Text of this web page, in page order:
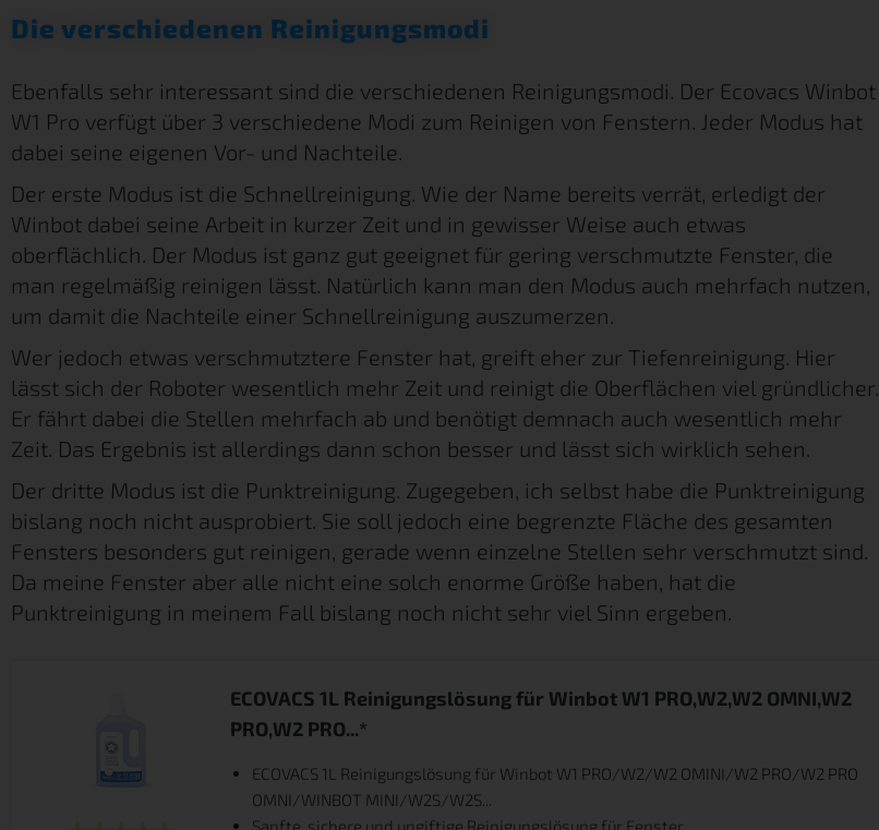
Die verschiedenen Reinigungsmodi
Ebenfalls sehr interessant sind die verschiedenen Reinigungsmodi. Der Ecovacs Winbot
W1 Pro verfügt über 3 verschiedene Modi zum Reinigen von Fenstern. Jeder Modus hat
dabei seine eigenen Vor- und Nachteile.
Der erste Modus ist die Schnellreinigung. Wie der Name bereits verrät, erledigt der
Winbot dabei seine Arbeit in kurzer Zeit und in gewisser Weise auch etwas
oberflächlich. Der Modus ist ganz gut geeignet für gering verschmutzte Fenster, die
man regelmäßig reinigen lässt. Natürlich kann man den Modus auch mehrfach nutzen,
um damit die Nachteile einer Schnellreinigung auszumerzen.
Wer jedoch etwas verschmutztere Fenster hat, greift eher zur Tiefenreinigung. Hier
lässt sich der Roboter wesentlich mehr Zeit und reinigt die Oberflächen viel gründlicher.
Er fährt dabei die Stellen mehrfach ab und benötigt demnach auch wesentlich mehr
Zeit. Das Ergebnis ist allerdings dann schon besser und lässt sich wirklich sehen.
Der dritte Modus ist die Punktreinigung. Zugegeben, ich selbst habe die Punktreinigung
bislang noch nicht ausprobiert. Sie soll jedoch eine begrenzte Fläche des gesamten
Fensters besonders gut reinigen, gerade wenn einzelne Stellen sehr verschmutzt sind.
Da meine Fenster aber alle nicht eine solch enorme Größe haben, hat die
Punktreinigung in meinem Fall bislang noch nicht sehr viel Sinn ergeben.
ECOVACS 1L Reinigungslösung für Winbot W1 PRO,W2,W2 OMNI,W2
PRO,W2 PRO...*
ECOVACS 1L Reinigungslösung für Winbot W1 PRO/W2/W2 OMINI/W2 PRO/W2 PRO
OMNI/WINBOT MINI/W2S/W2S...